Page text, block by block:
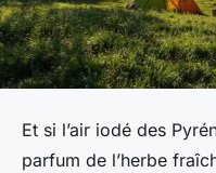
Et si l’air iodé des
parfum de l’herbe